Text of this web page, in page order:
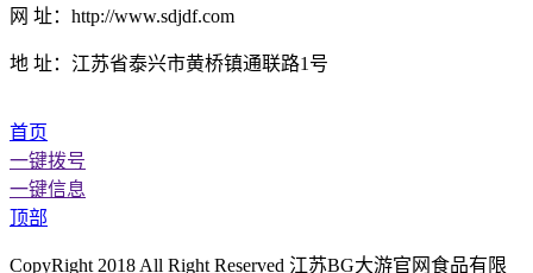
网 址：http://www.sdjdf.com
地 址：江苏省泰兴市黄桥镇通联路1号
首页
一键拨号
一键信息
顶部
CopyRight 2018 All Right Reserved 江苏BG大游官网食品有限